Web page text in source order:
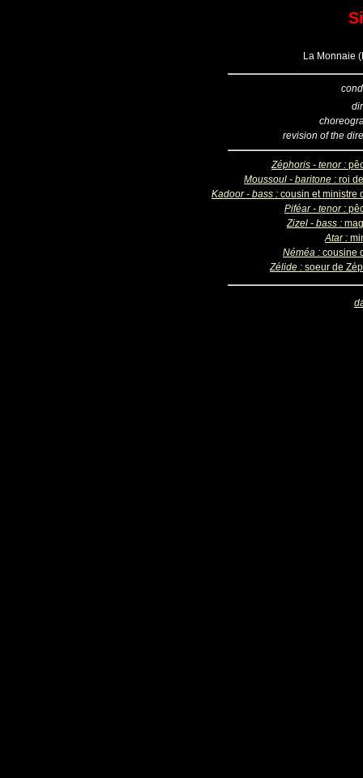
La Monnaie
revision of the
Zéphoris - tenor :
Moussoul - baritone : roi
Kadoor - bass : cousin et ministre
Piféar - tenor :
Zizel - bass :
Atar :
Néméa : cousine
Zélide : soeur de